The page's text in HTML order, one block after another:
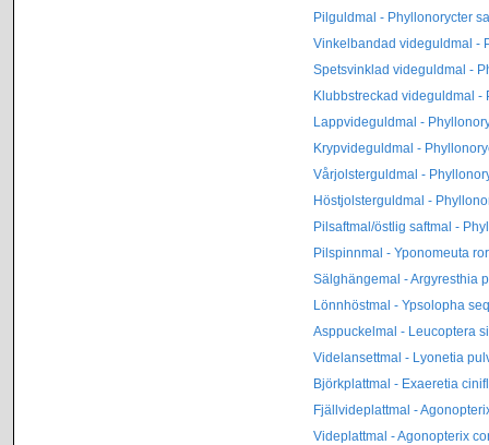
Pilguldmal - Phyllonorycter
Vinkelbandad videguldmal -
Spetsvinklad videguldmal -
Klubbstreckad videguldmal -
Lappvideguldmal -
Krypvideguldmal -
Vårjolsterguldmal -
Höstjolsterguldmal -
Pilsaftmal/östlig saftmal -
Pilspinnmal - Yponomeuta
Sälghängemal - Argyresthia
Lönnhöstmal - Ypsolopha
Asppuckelmal - Leucoptera
Videlansettmal - Lyonetia
Björkplattmal - Exaeretia
Fjällvideplattmal -
Videplattmal - Agonopterix